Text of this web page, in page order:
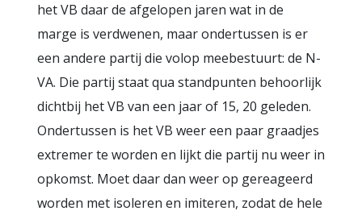
het VB daar de afgelopen jaren wat in de
marge is verdwenen, maar ondertussen is er
een andere partij die volop meebestuurt: de N-
VA. Die partij staat qua standpunten behoorlijk
dichtbij het VB van een jaar of 15, 20 geleden.
Ondertussen is het VB weer een paar graadjes
extremer te worden en lijkt die partij nu weer in
opkomst. Moet daar dan weer op gereageerd
worden met isoleren en imiteren, zodat de hele